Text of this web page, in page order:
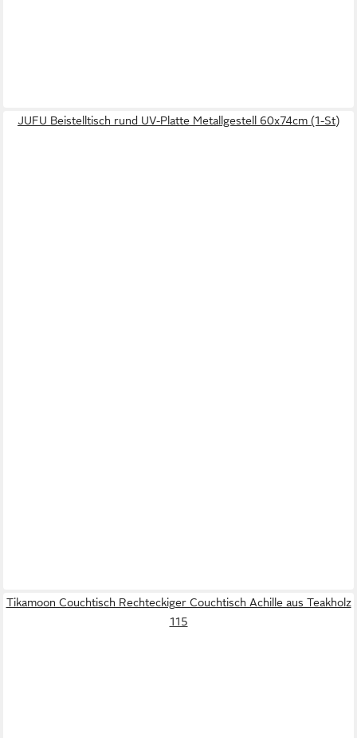
JUFU Beistelltisch rund UV-Platte Metallgestell 60x74cm (1-St)
Tikamoon Couchtisch Rechteckiger Couchtisch Achille aus Teakholz
115